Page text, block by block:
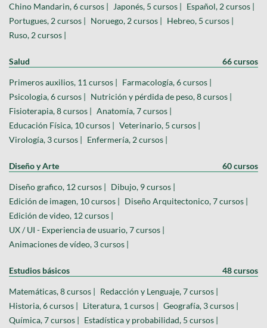
Chino Mandarin, 6 cursos |
Japonés, 5 cursos | Español, 2 cursos |
Portugues, 2 cursos | Noruego, 2 cursos | Hebreo, 5 cursos |
Ruso, 2 cursos |
Salud 66 cursos
Primeros auxilios, 11 cursos | Farmacología, 6 cursos |
Psicologia, 6 cursos | Nutrición y pérdida de peso, 8 cursos |
Fisioterapia, 8 cursos | Anatomía, 7 cursos |
Educación Física, 10 cursos | Veterinario, 5 cursos |
Virología, 3 cursos | Enfermería, 2 cursos |
Diseño y Arte 60 cursos
Diseño grafico, 12 cursos | Dibujo, 9 cursos |
Edición de imagen, 10 cursos | Diseño Arquitectonico, 7 cursos |
Edición de video, 12 cursos |
UX / UI - Experiencia de usuario, 7 cursos |
Animaciones de vídeo, 3 cursos |
Estudios básicos 48 cursos
Matemáticas, 8 cursos | Redacción y Lenguaje, 7 cursos |
Historia, 6 cursos | Literatura, 1 cursos | Geografía, 3 cursos |
Química, 7 cursos | Estadística y probabilidad, 5 cursos |